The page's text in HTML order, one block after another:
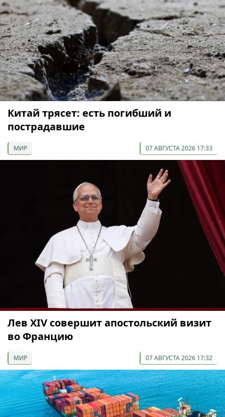
Китай трясет: есть погибший и
пострадавшие
МИР 07 АВГУСТА 2026 17:33
Лев XIV совершит апостольский визит
во Францию
МИР 07 АВГУСТА 2026 17:32